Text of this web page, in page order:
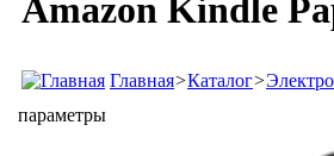
Amazon Kindle
Главная>Каталог>
параметры